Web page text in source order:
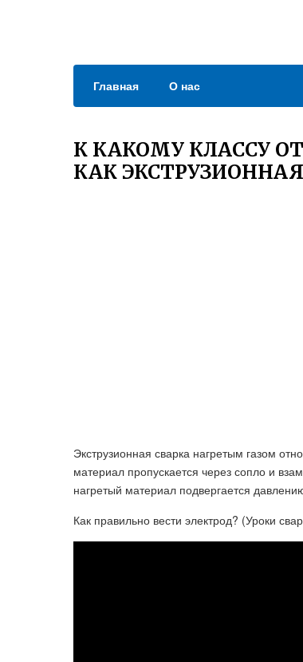
Главная О нас
К КАКОМУ КЛАССУ
КАК
Экструзионная сварка нагретым газом
материал пропускается через сопло и
нагретый материал подвергается
Как правильно вести электрод? (Уроки